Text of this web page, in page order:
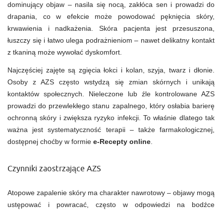
dominujący objaw – nasila się nocą, zakłóca sen i prowadzi do
drapania, co w efekcie może powodować pęknięcia skóry,
krwawienia i nadkażenia. Skóra pacjenta jest przesuszona,
łuszczy się i łatwo ulega podrażnieniom – nawet delikatny kontakt
z tkaniną może wywołać dyskomfort.
Najczęściej zajęte są zgięcia łokci i kolan, szyja, twarz i dłonie.
Osoby z AZS często wstydzą się zmian skórnych i unikają
kontaktów społecznych. Nieleczone lub źle kontrolowane AZS
prowadzi do przewlekłego stanu zapalnego, który osłabia barierę
ochronną skóry i zwiększa ryzyko infekcji. To właśnie dlatego tak
ważna jest systematyczność terapii – także farmakologicznej,
dostępnej choćby w formie e-Recepty online
Czynniki zaostrzające AZS
Atopowe zapalenie skóry ma charakter nawrotowy – objawy mogą
ustępować i powracać, często w odpowiedzi na bodźce